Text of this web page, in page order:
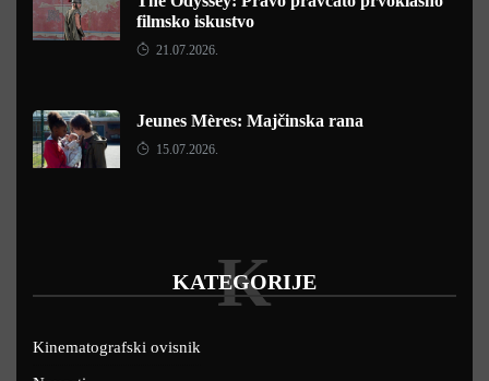
filmsko iskustvo
21.07.2026.
Jeunes Mères: Majčinska rana
15.07.2026.
KATEGORIJE
K
Kinematografski ovisnik